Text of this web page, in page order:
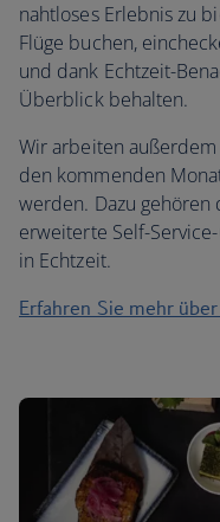
nahtloses Erlebnis zu
Flüge buchen,
und dank Echtzeit-
Überblick behalten.
Wir arbeiten
den kommenden
werden. Dazu gehören
erweiterte Self-
in Echtzeit.
Erfahren Sie mehr